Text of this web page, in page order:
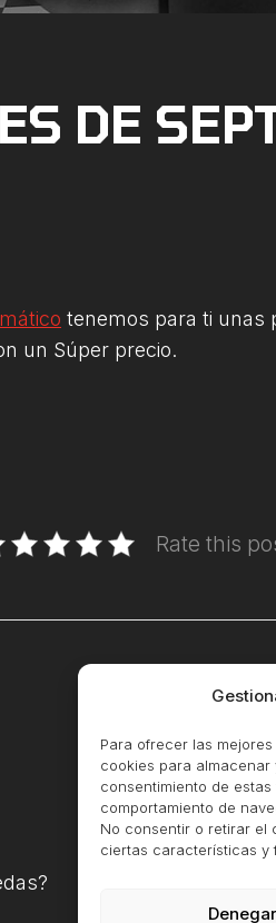
Para ofrecer las
cookies para
consentimiento de
comportamiento de
No consentir o retirar el
ciertas características y
Denegar
DE
tenemos para ti unas
un Súper precio.
Rate this